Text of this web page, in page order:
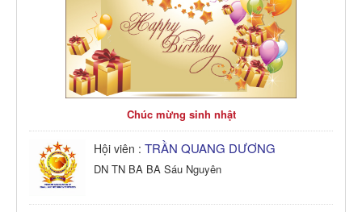
Chúc mừng sinh nhật
Hội viên : TRẦN QUANG DƯƠNG
DN TN BA BA Sáu Nguyên